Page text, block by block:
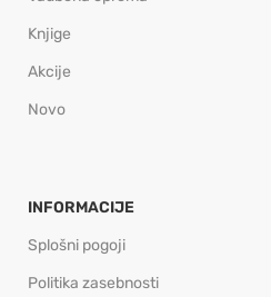
Knjige
Akcije
Novo
INFORMACIJE
Splošni pogoji
Politika zasebnosti